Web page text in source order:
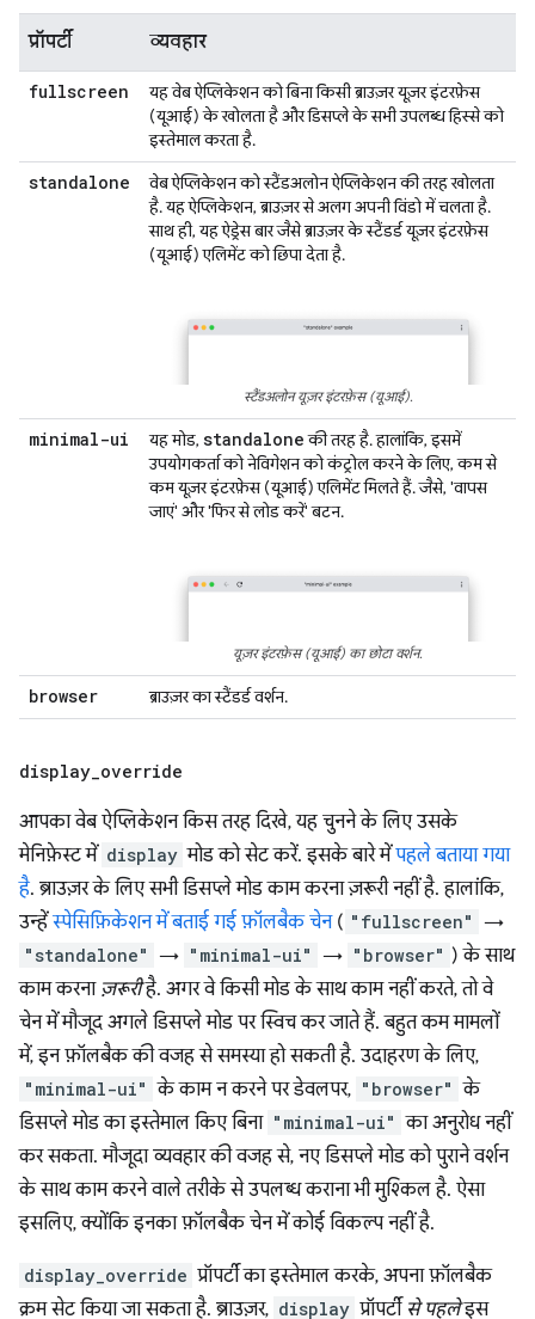
प्रॉपर्टी व्यवहार
fullscreen
यह वेब ऐप्लिकेशन को बिना किसी ब्राउज़र यूज़र इंटरफ़ेस
(यूआई) के खोलता है और डिसप्ले के सभी उपलब्ध हिस्से को
इस्तेमाल करता है.
standalone
वेब ऐप्लिकेशन को स्टैंडअलोन ऐप्लिकेशन की तरह खोलता
है. यह ऐप्लिकेशन, ब्राउज़र से अलग अपनी विंडो में चलता है.
साथ ही, यह ऐड्रेस बार जैसे ब्राउज़र के स्टैंडर्ड यूज़र इंटरफ़ेस
(यूआई) एलिमेंट को छिपा देता है.
स्टैंडअलोन यूज़र इंटरफ़ेस (यूआई).
minimal-ui यह मोड, standaloneकी तरह है. हालांकि, इसमें
उपयोगकर्ता को नेविगेशन को कंट्रोल करने के लिए, कम से
कम यूज़र इंटरफ़ेस (यूआई) एलिमेंट मिलते हैं. जैसे, 'वापस
जाएं' और 'फिर से लोड करें' बटन.
यूज़र इंटरफ़ेस (यूआई) का छोटा वर्शन.
browser ब्राउज़र का स्टैंडर्ड वर्शन.
display_override
आपका वेब ऐप्लिकेशन किस तरह दिखे, यह चुनने के लिए उसके
मेनिफ़ेस्ट में display मोड को सेट करें. इसके बारे मेंपहले बताया गया
है. ब्राउज़र के लिए सभी डिसप्ले मोड काम करना ज़रूरी नहीं है. हालांकि,
उन्हें स्पेसिफ़िकेशन में बताई गई फ़ॉलबैक चेन( "fullscreen" →
"standalone" → "minimal-ui" → "browser" ) के साथ
काम करना ज़रूरीहै. अगर वे किसी मोड के साथ काम नहीं करते, तो वे
चेन में मौजूद अगले डिसप्ले मोड पर स्विच कर जाते हैं. बहुत कम मामलों
में, इन फ़ॉलबैक की वजह से समस्या हो सकती है. उदाहरण के लिए,
"minimal-ui" के काम न करने पर डेवलपर, "browser" के
डिसप्ले मोड का इस्तेमाल किए बिना "minimal-ui" का अनुरोध नहीं
कर सकता. मौजूदा व्यवहार की वजह से, नए डिसप्ले मोड को पुराने वर्शन
के साथ काम करने वाले तरीके से उपलब्ध कराना भी मुश्किल है. ऐसा
इसलिए, क्योंकि इनका फ़ॉलबैक चेन में कोई विकल्प नहीं है.
display_override प्रॉपर्टी का इस्तेमाल करके, अपना फ़ॉलबैक
क्रम सेट किया जा सकता है. ब्राउज़र, display प्रॉपर्टी से पहलेइस